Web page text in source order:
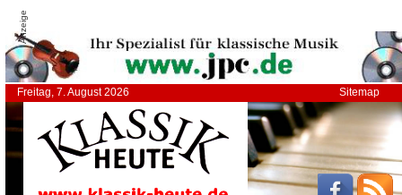
Anzeige
Freitag, 7. August 2026 Sitemap